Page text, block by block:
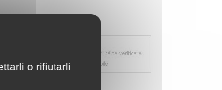
o rifiutarli